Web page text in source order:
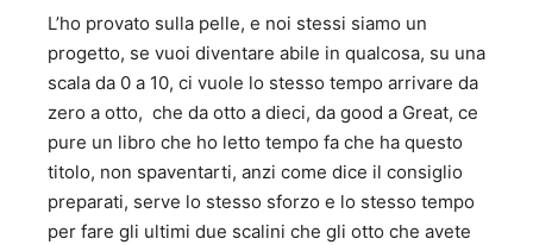
L’ho provato sulla pelle, e noi stessi siamo un
progetto, se vuoi diventare abile in qualcosa, su una
scala da 0 a 10, ci vuole lo stesso tempo arrivare da
zero a otto, che da otto a dieci, da good a Great, ce
pure un libro che ho letto tempo fa che ha questo
titolo, non spaventarti, anzi come dice il consiglio
preparati, serve lo stesso sforzo e lo stesso tempo
per fare gli ultimi due scalini che gli otto che avete